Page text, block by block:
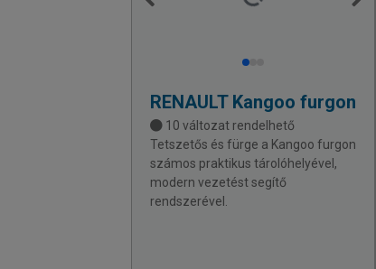
RENAULTKangoo furgon
10 változat rendelhető
Tetszetős és fürge a Kangoo furgon
számos praktikus tárolóhelyével,
modern vezetést segítő
rendszerével.